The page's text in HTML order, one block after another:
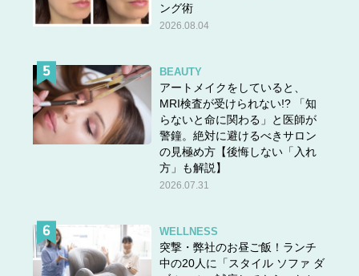
ング術
2026.08.04
BEAUTY
アートメイクをしていると、
MRI検査が受けられない!? 「知
らないと命に関わる」と医師が
警鐘。絶対に避けるべきサロン
の見極め方【後悔しない「入れ
方」も解説】
2026.07.31
WELLNESS
突撃・弊社のお昼ご飯！ランチ
中の20人に「スタイル ソファ ダ